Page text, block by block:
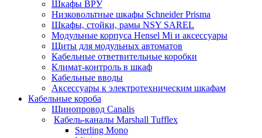
Шкафы ВРУ
Низковольтные шкафы Schneider Prisma
Шкафы, стойки, рамы NSY SAREL
Модульные корпуса Hensel Mi и аксессуары
Щиты для модульных автоматов
Кабельные ответвительные коробки
Климат-контроль в шкаф
Кабельные вводы
Аксессуары к электротехническим шкафам
Кабельные короба
Шинопровод Canalis
Кабель-каналы Marshall Tufflex
Sterling Mono